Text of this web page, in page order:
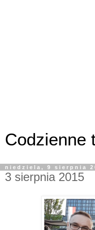
Codzienne
niedziela, 9 sierpnia
3 sierpnia 2015